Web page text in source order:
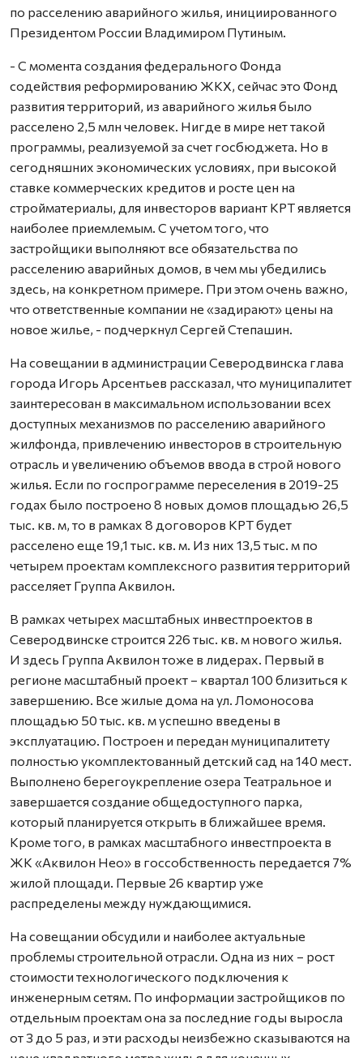
по расселению аварийного жилья, инициированного
Президентом России Владимиром Путиным.
- С момента создания федерального Фонда
содействия реформированию ЖКХ, сейчас это Фонд
развития территорий, из аварийного жилья было
расселено 2,5 млн человек. Нигде в мире нет такой
программы, реализуемой за счет госбюджета. Но в
сегодняшних экономических условиях, при высокой
ставке коммерческих кредитов и росте цен на
стройматериалы, для инвесторов вариант КРТ является
наиболее приемлемым. С учетом того, что
застройщики выполняют все обязательства по
расселению аварийных домов, в чем мы убедились
здесь, на конкретном примере. При этом очень важно,
что ответственные компании не «задирают» цены на
новое жилье, - подчеркнул Сергей Степашин.
На совещании в администрации Северодвинска глава
города Игорь Арсентьев рассказал, что муниципалитет
заинтересован в максимальном использовании всех
доступных механизмов по расселению аварийного
жилфонда, привлечению инвесторов в строительную
отрасль и увеличению объемов ввода в строй нового
жилья. Если по госпрограмме переселения в 2019-25
годах было построено 8 новых домов площадью 26,5
тыс. кв. м, то в рамках 8 договоров КРТ будет
расселено еще 19,1 тыс. кв. м. Из них 13,5 тыс. м по
четырем проектам комплексного развития территорий
расселяет Группа Аквилон.
В рамках четырех масштабных инвестпроектов в
Северодвинске строится 226 тыс. кв. м нового жилья.
И здесь Группа Аквилон тоже в лидерах. Первый в
регионе масштабный проект – квартал 100 близиться к
завершению. Все жилые дома на ул. Ломоносова
площадью 50 тыс. кв. м успешно введены в
эксплуатацию. Построен и передан муниципалитету
полностью укомплектованный детский сад на 140 мест.
Выполнено берегоукрепление озера Театральное и
завершается создание общедоступного парка,
который планируется открыть в ближайшее время.
Кроме того, в рамках масштабного инвестпроекта в
ЖК «Аквилон Нео» в госсобственность передается 7%
жилой площади. Первые 26 квартир уже
распределены между нуждающимися.
На совещании обсудили и наиболее актуальные
проблемы строительной отрасли. Одна из них – рост
стоимости технологического подключения к
инженерным сетям. По информации застройщиков по
отдельным проектам она за последние годы выросла
от 3 до 5 раз, и эти расходы неизбежно сказываются на